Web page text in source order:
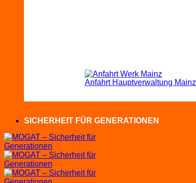
Anfahrt Hauptverwaltung Mainz
SICHERHEIT FÜR GENERATIONEN